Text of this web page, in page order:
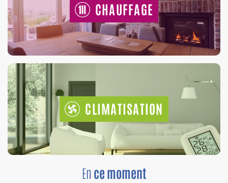
CHAUFFAGE
CLIMATISATION
En ce moment